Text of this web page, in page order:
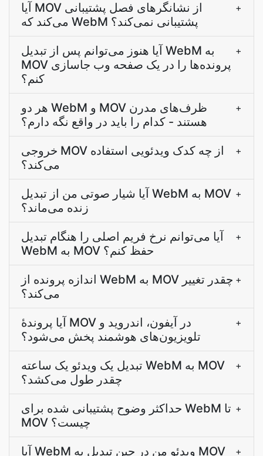
آیا MOV از نشانگرهای فصل پشتیبانی
می‌کند که WebM پشتیبانی نمی‌کند؟
+
آیا هنوز می‌توانم پس از تبدیل WebM به
MOV پرونده‌ها را در یک صفحه وب جاسازی
کنم؟
+
هر دو WebM و MOV ظرف‌های مدرن
هستند - کدام را باید در واقع نگه دارم؟
+
خروجی MOV از چه کدک ویدئویی استفاده
می‌کند؟
+
آیا شیار صوتی من از تبدیل WebM به MOV
زنده می‌ماند؟
+
آیا می‌توانم نرخ فریم اصلی را هنگام تبدیل
WebM به MOV حفظ کنم؟
+
اندازه پرونده از WebM به MOV چقدر تغییر
می‌کند؟
+
آیا پروندۀ MOV در آیفون، اندروید و
تلویزیون‌های هوشمند پخش می‌شود؟
+
تبدیل یک ویدئو یک ساعته WebM به MOV
چقدر طول می‌کشد؟
+
حداکثر وضوح پشتیبانی شده برای WebM تا
MOV چیست؟
+
آیا WebM ویدئو من در حین تبدیل به MOV +